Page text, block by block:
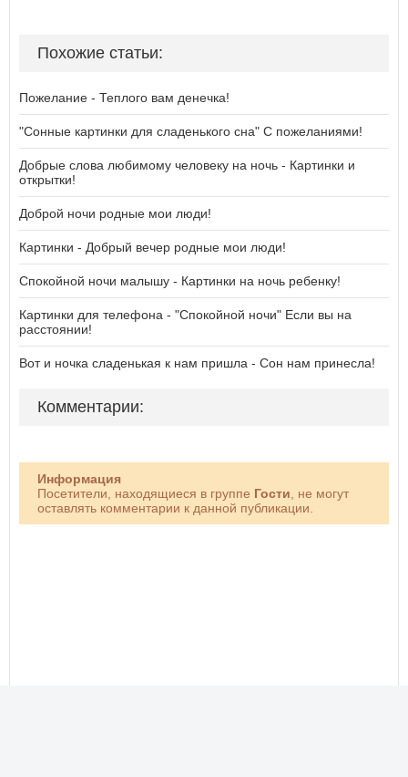
Похожие статьи:
Пожелание - Теплого вам денечка!
"Сонные картинки для сладенького сна" С пожеланиями!
Добрые слова любимому человеку на ночь - Картинки и
открытки!
Доброй ночи родные мои люди!
Картинки - Добрый вечер родные мои люди!
Спокойной ночи малышу - Картинки на ночь ребенку!
Картинки для телефона - "Спокойной ночи" Если вы на
расстоянии!
Вот и ночка сладенькая к нам пришла - Сон нам принесла!
Комментарии:
Информация
Посетители, находящиеся в группе Гости, не могут
оставлять комментарии к данной публикации.